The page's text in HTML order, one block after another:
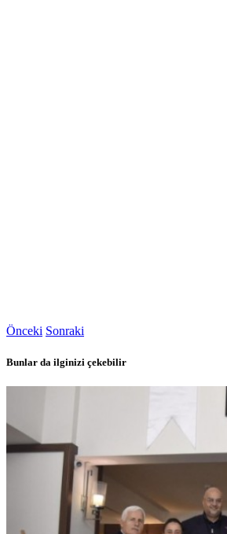
Önceki Sonraki
Bunlar da ilginizi çekebilir